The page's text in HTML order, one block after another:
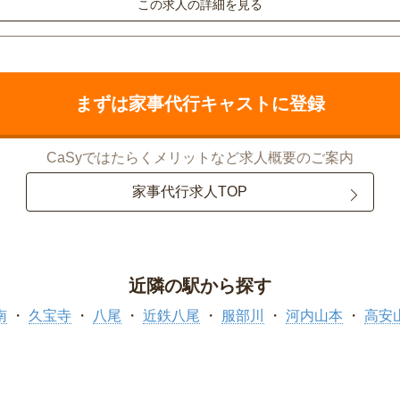
この求人の詳細を見る
まずは家事代行キャストに登録
CaSyではたらくメリットなど求人概要のご案内
家事代行求人TOP
近隣の駅から探す
久宝寺 八尾 近鉄八尾 服部川 河内山本 高安